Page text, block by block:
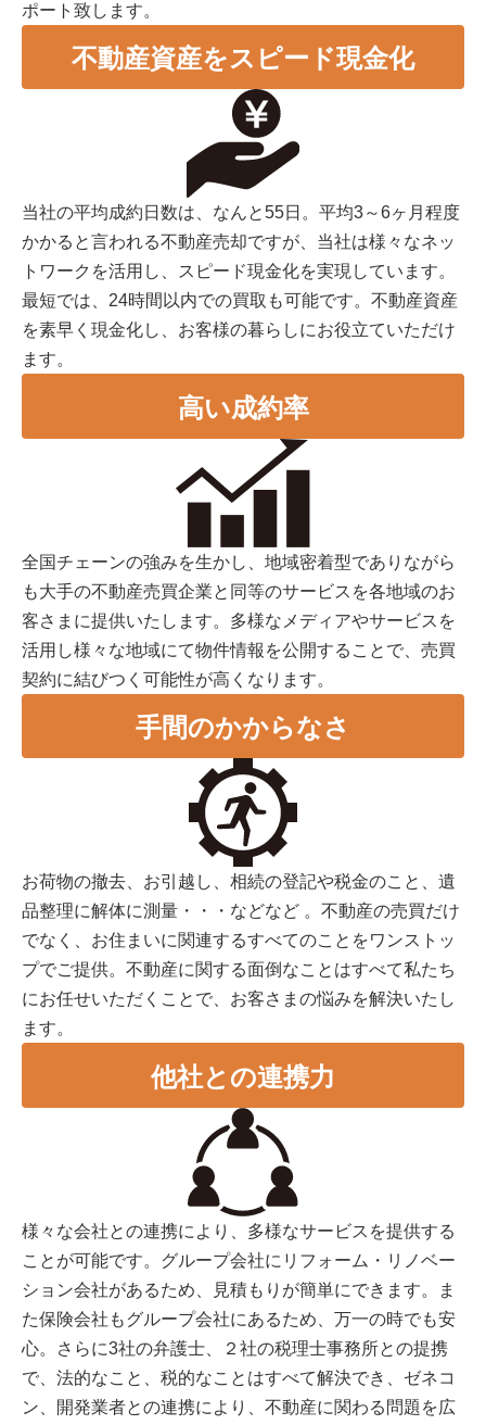
ポート致します。
不動産資産をスピード現金化
当社の平均成約日数は、なんと55日。平均3～6ヶ月程度
かかると言われる不動産売却ですが、当社は様々なネッ
トワークを活用し、スピード現金化を実現しています。
最短では、24時間以内での買取も可能です。不動産資産
を素早く現金化し、お客様の暮らしにお役立ていただけ
ます。
高い成約率
全国チェーンの強みを生かし、地域密着型でありながら
も大手の不動産売買企業と同等のサービスを各地域のお
客さまに提供いたします。多様なメディアやサービスを
活用し様々な地域にて物件情報を公開することで、売買
契約に結びつく可能性が高くなります。
手間のかからなさ
お荷物の撤去、お引越し、相続の登記や税金のこと、遺
品整理に解体に測量・・・などなど 。不動産の売買だけ
でなく、お住まいに関連するすべてのことをワンストッ
プでご提供。不動産に関する面倒なことはすべて私たち
にお任せいただくことで、お客さまの悩みを解決いたし
ます。
他社との連携力
様々な会社との連携により、多様なサービスを提供する
ことが可能です。グループ会社にリフォーム・リノベー
ション会社があるため、見積もりが簡単にできます。ま
た保険会社もグループ会社にあるため、万一の時でも安
心。さらに3社の弁護士、２社の税理士事務所との提携
で、法的なこと、税的なことはすべて解決でき、ゼネコ
ン、開発業者との連携により、不動産に関わる問題を広